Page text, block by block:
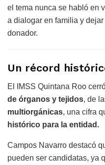
el tema nunca se habló en
a dialogar en familia y
donador.
Un récord
El IMSS Quintana Roo
de órganos y tejidos, de
multiorgánicas, una cifra
histórico para la entidad.
Campos Navarro destacó
pueden ser candidatas, ya